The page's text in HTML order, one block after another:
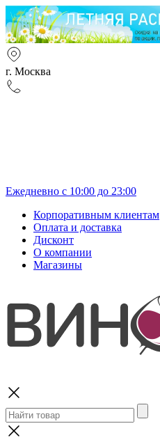
г. Москва
Ежедневно с 10:00 до 23:00
Корпоративным клиентам
Оплата и доставка
Дисконт
О компании
Магазины